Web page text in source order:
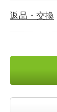
返品・交換